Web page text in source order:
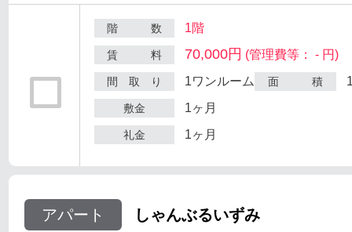
階 数 1階
賃 料 70,000円 (管理費等： - 円)
間 取 り 1ワンルーム 面 積
敷金 1ヶ月
礼金 1ヶ月
アパート しゃんぶるいずみ